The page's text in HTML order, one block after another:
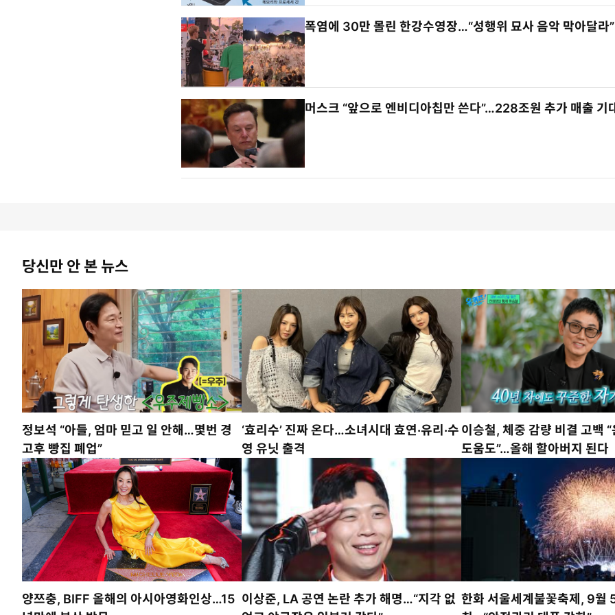
폭염에 30만 몰린 한강수영장…“성행위 묘사 음악 막아달라”
머스크 “앞으로 엔비디아칩만 쓴다”…228조원 추가 매출 기
당신만 안 본 뉴스
정보석 “아들, 엄마 믿고 일 안해…몇번 경
고후 빵집 폐업”
‘효리수’ 진짜 온다…소녀시대 효연·유리·수
영 유닛 출격
이승철, 체중 감량 비결 고백 “
도움도”…올해 할아버지 된다
양쯔충, BIFF 올해의 아시아영화인상…15 이상준, LA 공연 논란 추가 해명…“지각 없 한화 서울세계불꽃축제, 9월